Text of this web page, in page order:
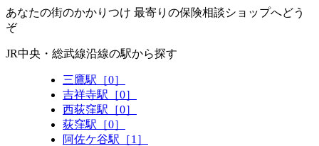
あなたの街のかかりつけ 最寄りの保険相談ショップへどう
ぞ
JR中央・総武線沿線の駅から探す
三鷹駅［0］
吉祥寺駅［0］
西荻窪駅［0］
荻窪駅［0］
阿佐ケ谷駅［1］